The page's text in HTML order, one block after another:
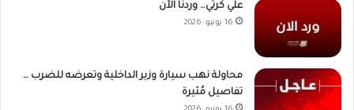
علي كرتي… وردنا الآن
16 يونيو، 2026
محاولة نهب سيارة وزير الداخلية وتعرضه للضرب …
تفاصيل مُثيرة